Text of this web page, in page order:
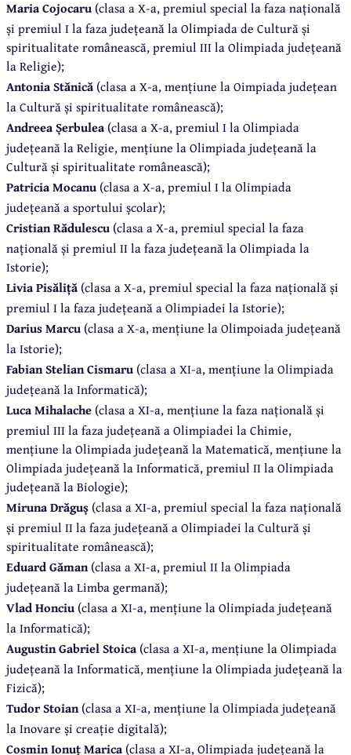
Maria Cojocaru (clasa a X-a, premiul special la faza națională
și premiul I la faza județeană la Olimpiada de Cultură și
spiritualitate românească, premiul III la Olimpiada județeană
la Religie);
Antonia Stănică (clasa a X-a, mențiune la Oimpiada județean
la Cultură și spiritualitate românească);
Andreea Șerbulea (clasa a X-a, premiul I la Olimpiada
județeană la Religie, mențiune la Olimpiada județeană la
Cultură și spiritualitate românească);
Patricia Mocanu (clasa a X-a, premiul I la Olimpiada
județeană a sportului școlar);
Cristian Rădulescu (clasa a X-a, premiul special la faza
națională și premiul II la faza județeană la Olimpiada la
Istorie);
Livia Pisăliță (clasa a X-a, premiul special la faza națională și
premiul I la faza județeană a Olimpiadei la Istorie);
Darius Marcu (clasa a X-a, mențiune la Olimpoiada județeană
la Istorie);
Fabian Stelian Cismaru (clasa a XI-a, mențiune la Olimpiada
județeană la Informatică);
Luca Mihalache (clasa a XI-a, mențiune la faza națională și
premiul III la faza județeană a Olimpiadei la Chimie,
mențiune la Olimpiada județeană la Matematică, mențiune la
Olimpiada județeană la Informatică, premiul II la Olimpiada
județeană la Biologie);
Miruna Drăguș (clasa a XI-a, premiul special la faza națională
și premiul II la faza județeană a Olimpiadei la Cultură și
spiritualitate românească);
Eduard Găman(clasa a XI-a, premiul II la Olimpiada
județeană la Limba germană);
Vlad Honciu (clasa a XI-a, mențiune la Olimpiada județeană
la Informatică);
Augustin Gabriel Stoica (clasa a XI-a, mențiune la Olimpiada
județeană la Informatică, mențiune la Olimpiada județeană la
Fizică);
Tudor Stoian(clasa a XI-a, mențiune la Olimpiada județeană
la Inovare și creație digitală);
Cosmin Ionuț Marica (clasa a XI-a, Olimpiada județeană la